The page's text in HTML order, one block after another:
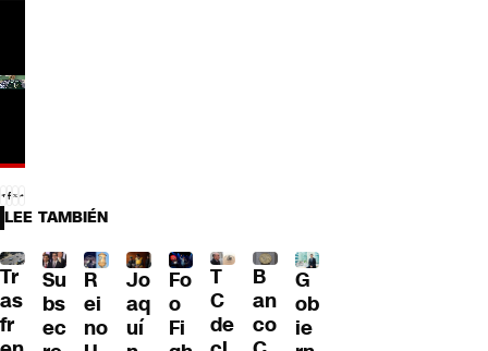
LEE TAMBIÉN
Tr
as
fr
Su
bs
ec
R
ei
no
Jo
aq
uí
Fo
o
Fi
T
C
de
B
an
co
G
ob
ie